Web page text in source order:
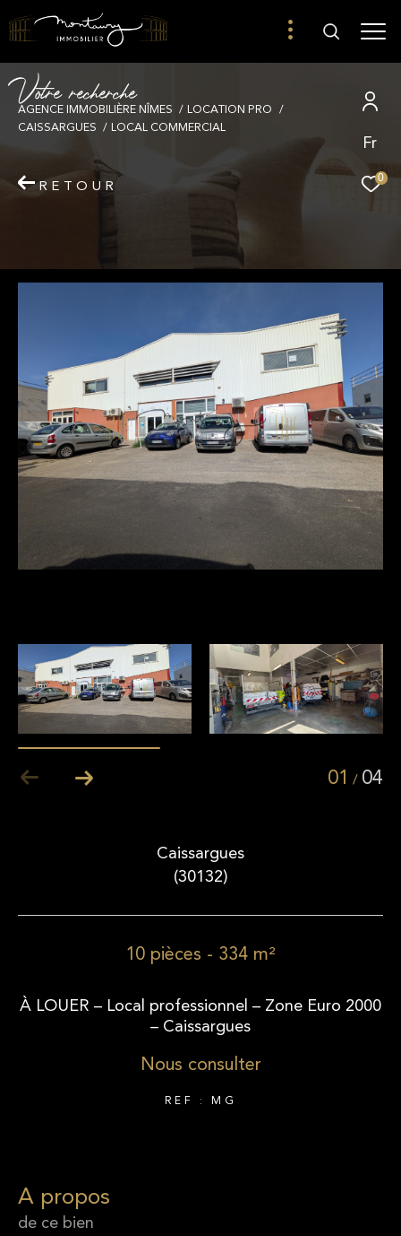
Fr
0
Votrerecherche
AGENCE IMMOBILIÈRE NÎMES
LOCATION PRO
CAISSARGUES
LOCAL COMMERCIAL
RETOUR
01 / 04
Caissargues
(30132)
10 pièces - 334 m²
À LOUER – Local professionnel – Zone Euro 2000
– Caissargues
Nous consulter
REF : MG
a propos
de ce bien